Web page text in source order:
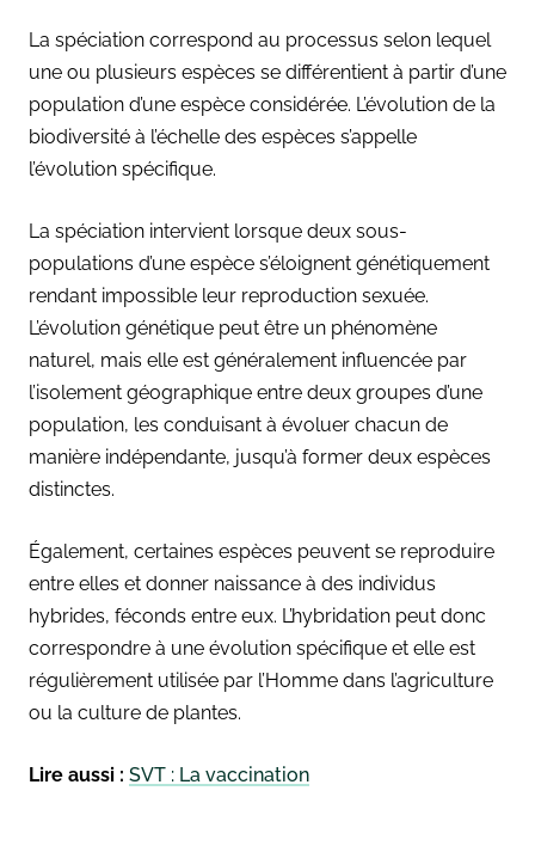
La spéciation correspond au processus selon lequel
une ou plusieurs espèces se différentient à partir d’une
population d’une espèce considérée. L’évolution de la
biodiversité à l’échelle des espèces s’appelle
l’évolution spécifique.
La spéciation intervient lorsque deux sous-
populations d’une espèce s’éloignent génétiquement
rendant impossible leur reproduction sexuée.
L’évolution génétique peut être un phénomène
naturel, mais elle est généralement influencée par
l’isolement géographique entre deux groupes d’une
population, les conduisant à évoluer chacun de
manière indépendante, jusqu’à former deux espèces
distinctes.
Également, certaines espèces peuvent se reproduire
entre elles et donner naissance à des individus
hybrides, féconds entre eux. L’hybridation peut donc
correspondre à une évolution spécifique et elle est
régulièrement utilisée par l’Homme dans l’agriculture
ou la culture de plantes.
Lire aussi : SVT : La vaccination